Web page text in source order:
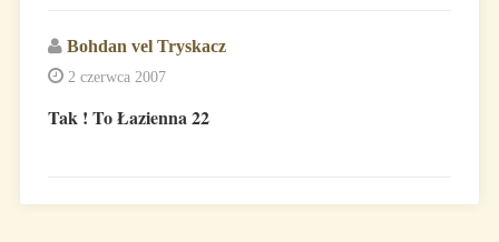
Bohdan vel Tryskacz
2 czerwca 2007
Tak ! To Łazienna 22